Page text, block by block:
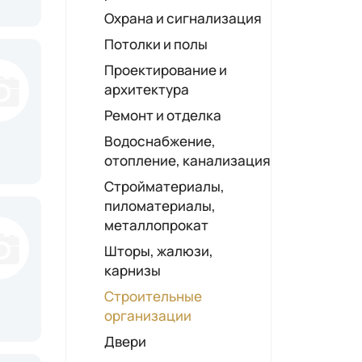
Ткани, товары для
рукоделия
Ювелирные магазины
Чай, кофе, сладости
Шторы
Охрана и сигнализация
Потолки и полы
Проектирование и
архитектура
Ремонт и отделка
Водоснабжение,
отопление, канализация
Стройматериалы,
пиломатериалы,
металлопрокат
Шторы, жалюзи,
карнизы
Строительные
организации
Двери